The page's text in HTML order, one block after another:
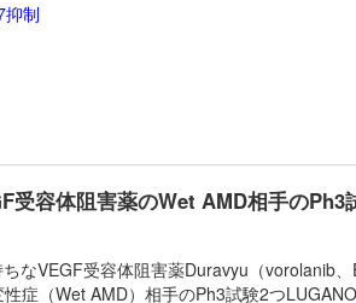
抑制
受容体阻害薬のWet AMD相手のPh3
なVEGF受容体阻害薬Duravyu（vorolanib、
症（Wet AMD）相手のPh3試験2つ